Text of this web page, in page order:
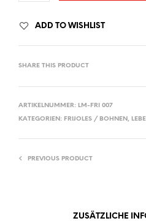
ADD TO WISHLIST
SHARE THIS PRODUCT
ARTIKELNUMMER: LM-FRI 007
KATEGORIEN: FRIJOLES / BOHNEN ,
PREVIOUS PRODUCT
ZUSÄTZLICHE